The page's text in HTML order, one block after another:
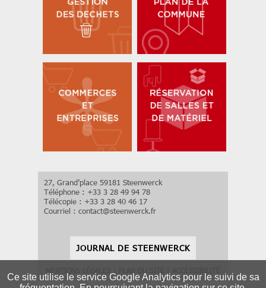
Ce site utilise le service Google Analytics pour le suivi de sa
27, Grand’place 59181 Steenwerck
Téléphone : +33 3 28 49 94 78
Télécopie : +33 3 28 40 46 17
Courriel : contact@steenwerck.fr
JOURNAL DE STEENWERCK